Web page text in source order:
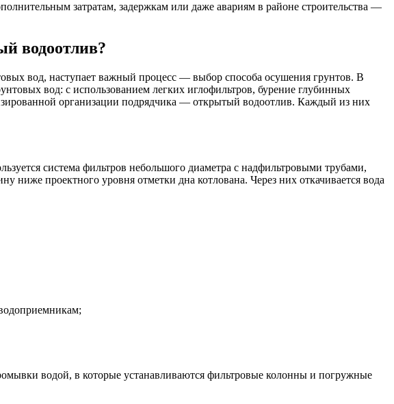
затратам, задержкам или даже авариям в районе строительства —
водоотлив?
вод, наступает важный процесс — выбор способа осушения грунтов. В
вод: с использованием легких иглофильтров, бурение глубинных
организации подрядчика — открытый водоотлив. Каждый из них
система фильтров небольшого диаметра с надфильтровыми трубами,
проектного уровня отметки дна котлована. Через них откачивается вода
водой, в которые устанавливаются фильтровые колонны и погружные